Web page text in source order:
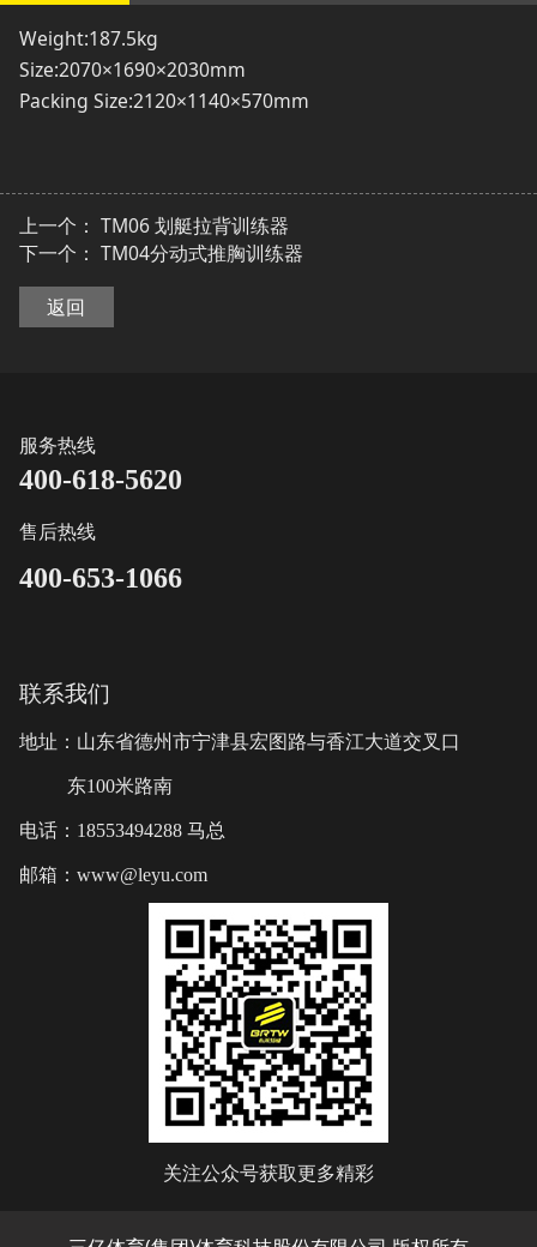
Weight:187.5kg
Size:2070×1690×2030mm
Packing Size:2120×1140×570mm
上一个： TM06 划艇拉背训练器
下一个： TM04分动式推胸训练器
返回
服务热线
400-618-5620
售后热线
400-653-1066
联系我们
地址：山东省德州市宁津县宏图路与香江大道交叉口
东100米路南
电话：18553494288 马总
邮箱：www@leyu.com
关注公众号获取更多精彩